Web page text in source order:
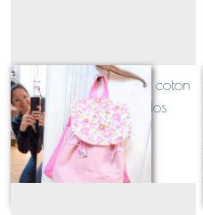
Petit LOUIS en toile de coton
épais : le sac à dos
maternelle surmesure et
personnalisé
À partir de 44